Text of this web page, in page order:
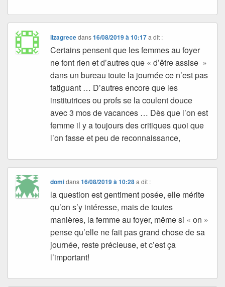
lizagrecedans16/08/2019 à 10:17 a dit :
Certains pensent que les femmes au foyer
ne font rien et d’autres que « d’être assise »
dans un bureau toute la journée ce n’est pas
fatiguant … D’autres encore que les
institutrices ou profs se la coulent douce
avec 3 mos de vacances … Dès que l’on est
femme il y a toujours des critiques quoi que
l’on fasse et peu de reconnaissance,
domidans16/08/2019 à 10:28 a dit :
la question est gentiment posée, elle mérite
qu’on s’y intéresse, mais de toutes
manières, la femme au foyer, même si « on »
pense qu’elle ne fait pas grand chose de sa
journée, reste précieuse, et c’est ça
l’important!